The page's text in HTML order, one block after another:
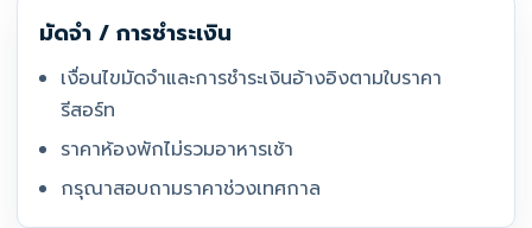
มัดจำ / การชำระเงิน
เงื่อนไขมัดจำและการชำระเงินอ้างอิงตามใบราคา
รีสอร์ท
ราคาห้องพักไม่รวมอาหารเช้า
กรุณาสอบถามราคาช่วงเทศกาล